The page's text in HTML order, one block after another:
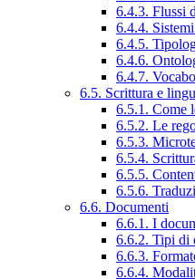
6.4.3. Flussi
6.4.4.
6.4.5.
6.4.6.
6.4.7.
6.5. Scrittura e
6.5.1. Come
6.5.2. Le
6.5.3.
6.5.4.
6.5.5.
6.5.6.
6.6. Documenti
6.6.1. I
6.6.2. Tipi di
6.6.3.
6.6.4.